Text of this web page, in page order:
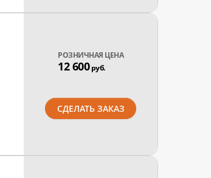
РОЗНИЧНАЯ ЦЕНА
12 600руб.
СДЕЛАТЬ ЗАКАЗ